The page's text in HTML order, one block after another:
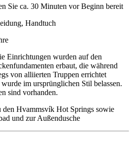
Sie ca. 30 Minuten vor Beginn bereit
Handtuch
Einrichtungen wurden auf den
erbaut, die während
von alliierten Truppen errichtet
im ursprünglichen Stil belassen.
sind vorhanden.
den Hvammsvík Hot Springs sowie
und zur Außendusche